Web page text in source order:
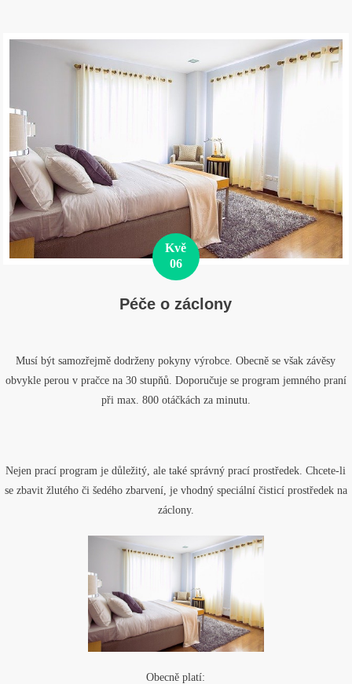
Kvě
06
Péče o záclony
Musí být samozřejmě dodrženy pokyny výrobce. Obecně se však závěsy
obvykle perou v pračce na 30 stupňů. Doporučuje se program jemného praní
při max. 800 otáčkách za minutu.
Nejen prací program je důležitý, ale také správný prací prostředek. Chcete-li
se zbavit žlutého či šedého zbarvení, je vhodný speciální čisticí prostředek na
záclony.
Obecně platí: